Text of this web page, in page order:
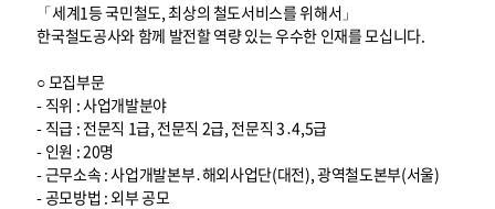
「세계1등 국민철도, 최상의 철도서비스를 위해서」
한국철도공사와 함께 발전할 역량 있는 우수한 인재를 모십니다.
○ 모집부문
- 직위 : 사업개발분야
- 직급 : 전문직 1급, 전문직 2급, 전문직 3․4,5급
- 인원 : 20명
- 근무소속 : 사업개발본부․해외사업단(대전), 광역철도본부(서울)
- 공모방법 : 외부 공모